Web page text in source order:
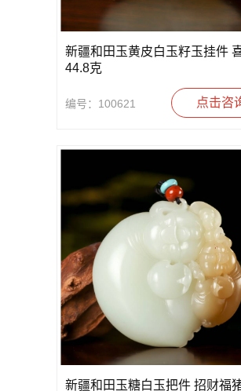
新疆和田玉黄皮白玉籽玉挂件
44.8克
编号：100621 点击咨
新疆和田玉糖白玉把件 招财福